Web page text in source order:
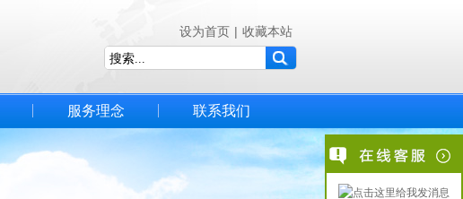
设为首页 | 收藏本站
服务理念 联系我们